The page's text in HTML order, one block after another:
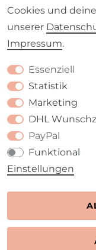
VERTRAG
Cookies und
unserer
Impressum.
Essenziell
Statistik
Marketing
DHL
PayPal
Funktional
Einstellungen